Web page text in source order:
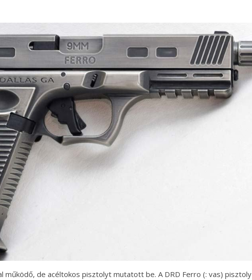
működő, de acéltokos pisztolyt mutatott be. A DRD Ferro (: vas) pisztoly